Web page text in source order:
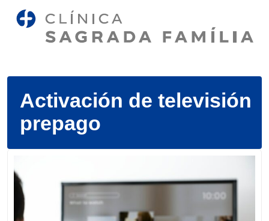
Activación de televisión
prepago